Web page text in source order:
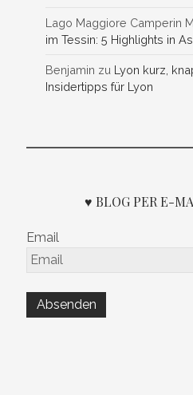
Lago Maggiore Camperin
im Tessin: 5 Highlights in
Benjamin zu Lyon kurz,
Insidertipps für Lyon
♥ BLOG PER E-
Email